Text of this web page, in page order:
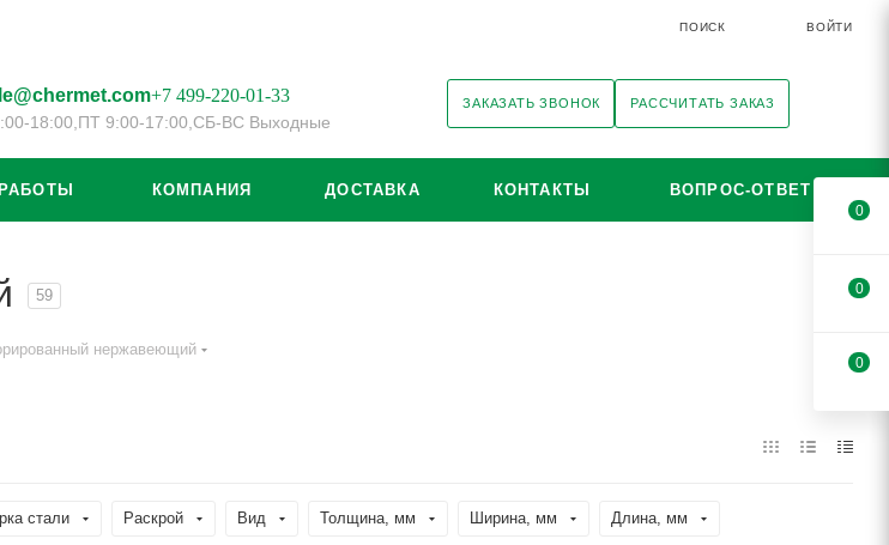
ПОИСК ВОЙТИ
+7 499-220-01-33
18:00, ПТ 9:00-17:00, СБ-ВС Выходные
ЗАКАЗАТЬ ЗВОНОК РАССЧИТАТЬ ЗАКАЗ
КОМПАНИЯ ДОСТАВКА КОНТАКТЫ ВОПРОС-ОТВЕТ
59
нержавеющий
стали Раскрой Вид Толщина, мм Ширина, мм Длина, мм
0
0
0